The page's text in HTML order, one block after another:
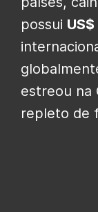
possui
estreou na
repleto de